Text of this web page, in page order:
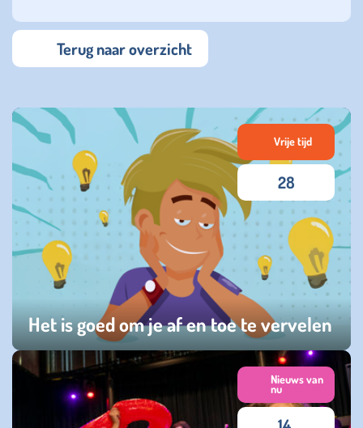
Terug naar overzicht
Het is goed om je af en toe te vervelen
maandag 06 juli 2026
Vrije tijd
28
Nieuws van
nu